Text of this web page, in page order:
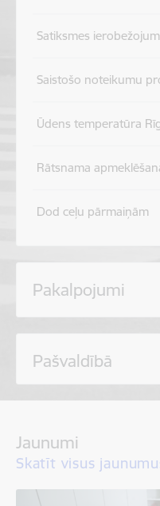
Satiksmes
Saistošo noteikumu
Ūdens temperatūra
Rātsnama
Dod ceļu pārmaiņām
Pakalpojumi
Pašvaldībā
Jaunumi
Skatīt visus